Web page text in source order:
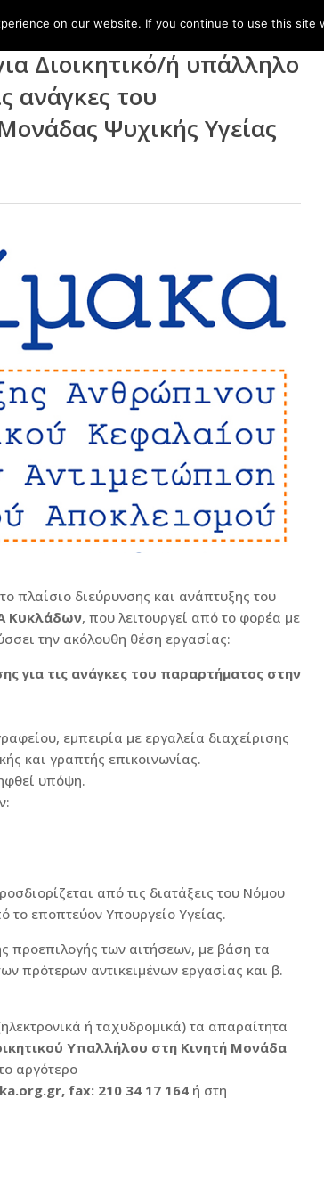
Διοικητικό/ή υπάλληλο
ανάγκες του
Ψυχικής Υγείας
πλαίσιο διεύρυνσης και ανάπτυξης του
Κυκλάδων, που λειτουργεί από το φορέα με
την ακόλουθη θέση εργασίας:
για τις ανάγκες του παραρτήματος στην
εμπειρία με εργαλεία διαχείρισης
και γραπτής επικοινωνίας.
υπόψη.
από τις διατάξεις του Νόμου
το εποπτεύον Υπουργείο Υγείας.
προεπιλογής των αιτήσεων, με βάση τα
πρότερων αντικειμένων εργασίας και β.
ή ταχυδρομικά) τα απαραίτητα
Υπαλλήλου στη Κινητή Μονάδα
αργότερο
fax: 210 34 17 164 ή στη
on our website. If you continue to use this site